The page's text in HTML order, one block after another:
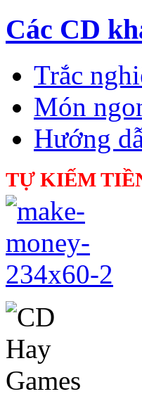
Các CD
Trắc
Món
Hướng
TỰ KIẾM